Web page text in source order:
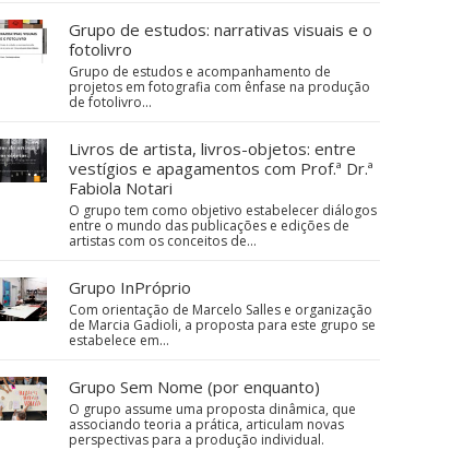
Grupo de estudos: narrativas visuais e o
fotolivro
Grupo de estudos e acompanhamento de
projetos em fotografia com ênfase na produção
de fotolivro...
Livros de artista, livros-objetos: entre
vestígios e apagamentos com Prof.ª Dr.ª
Fabiola Notari
O grupo tem como objetivo estabelecer diálogos
entre o mundo das publicações e edições de
artistas com os conceitos de…
Grupo InPróprio
Com orientação de Marcelo Salles e organização
de Marcia Gadioli, a proposta para este grupo se
estabelece em…
Grupo Sem Nome (por enquanto)
O grupo assume uma proposta dinâmica, que
associando teoria a prática, articulam novas
perspectivas para a produção individual.